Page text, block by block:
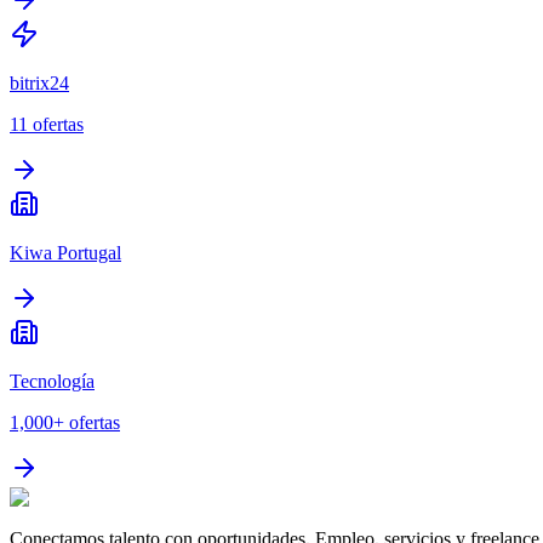
bitrix24
11 ofertas
Kiwa Portugal
Tecnología
1,000+ ofertas